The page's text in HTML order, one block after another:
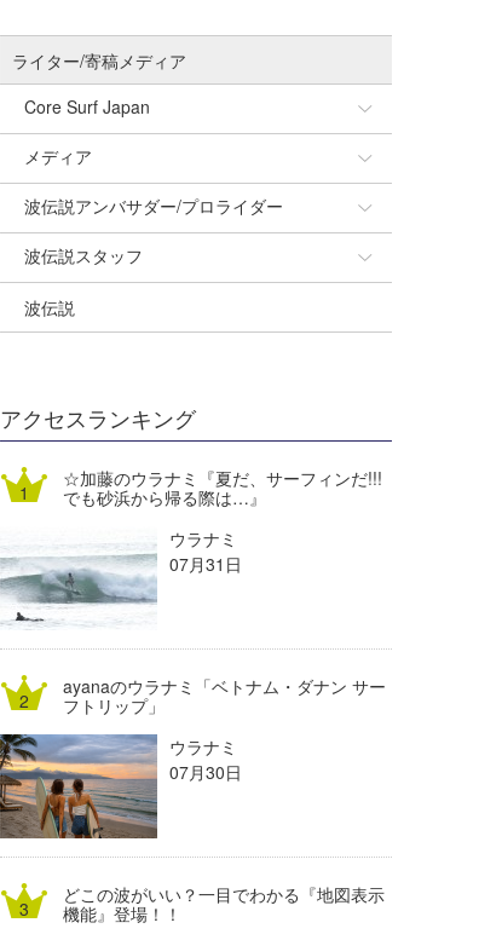
ライター/寄稿メディア
Core Surf Japan
Naoya Kimoto
mitsuteru Kamio
Yasunari Inoue
Yoshiyuki Obata
DELTA FORCE SURF
熊谷素子
メディア
SURFMEDIA
Colors MAGAZINE
WAVAL
波伝説アンバサダー/プロライダー
福島寿実子
中浦“JET”章
進士剛光
植村未来
NOBUFUKU
大野”MAR”修聖
喜納海人
波伝説スタッフ
☆加藤
Aichan
ECE
G◎Da
H
KID
KOBU
KY
MIN
mitz
OYZ
波伝説
アクセスランキング
☆加藤のウラナミ『夏だ、サーフィンだ!!!
でも砂浜から帰る際は…』
ウラナミ
07月31日
ayanaのウラナミ「ベトナム・ダナン サー
フトリップ」
ウラナミ
07月30日
どこの波がいい？一目でわかる『地図表示
機能』登場！！